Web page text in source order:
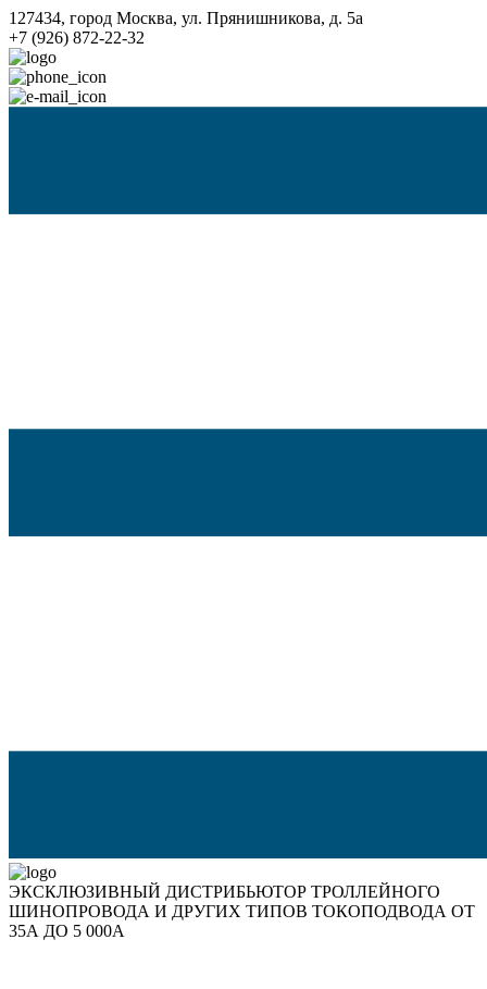
127434, город Москва, ул. Прянишникова, д. 5а
+7 (926) 872-22-32
ЭКСКЛЮЗИВНЫЙ ДИСТРИБЬЮТОР ТРОЛЛЕЙНОГО
ШИНОПРОВОДА И ДРУГИХ ТИПОВ ТОКОПОДВОДА ОТ
35А ДО 5 000А